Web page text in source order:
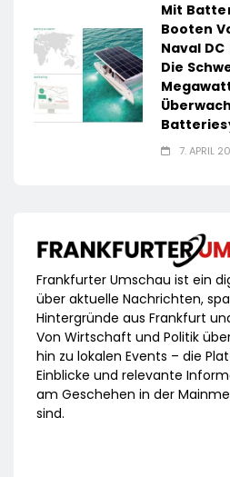
Mit
Booten
Naval DC
Die
7. APRIL
Frankfurter Umschau ist ein
über aktuelle Nachrichten,
Hintergründe aus Frankfurt
Von Wirtschaft und Politik
hin zu lokalen Events – die
Einblicke und relevante
am Geschehen in der
sind.